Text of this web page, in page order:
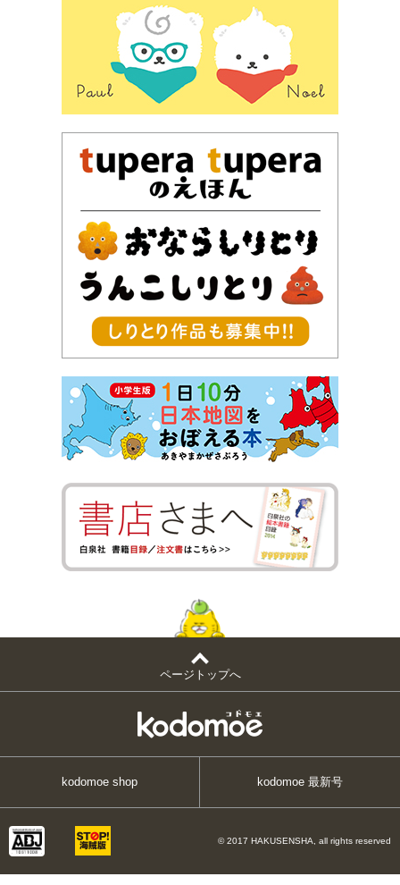
ページトップへ
kodomoe shop kodomoe 最新号
© 2017 HAKUSENSHA, all rights reserved